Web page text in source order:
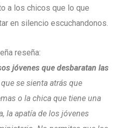
a los chicos que lo que
en silencio escuchandonos.
reseña:
jóvenes que desbaratan las
se sienta atrás que
o la chica que tiene una
la apatía de los jóvenes